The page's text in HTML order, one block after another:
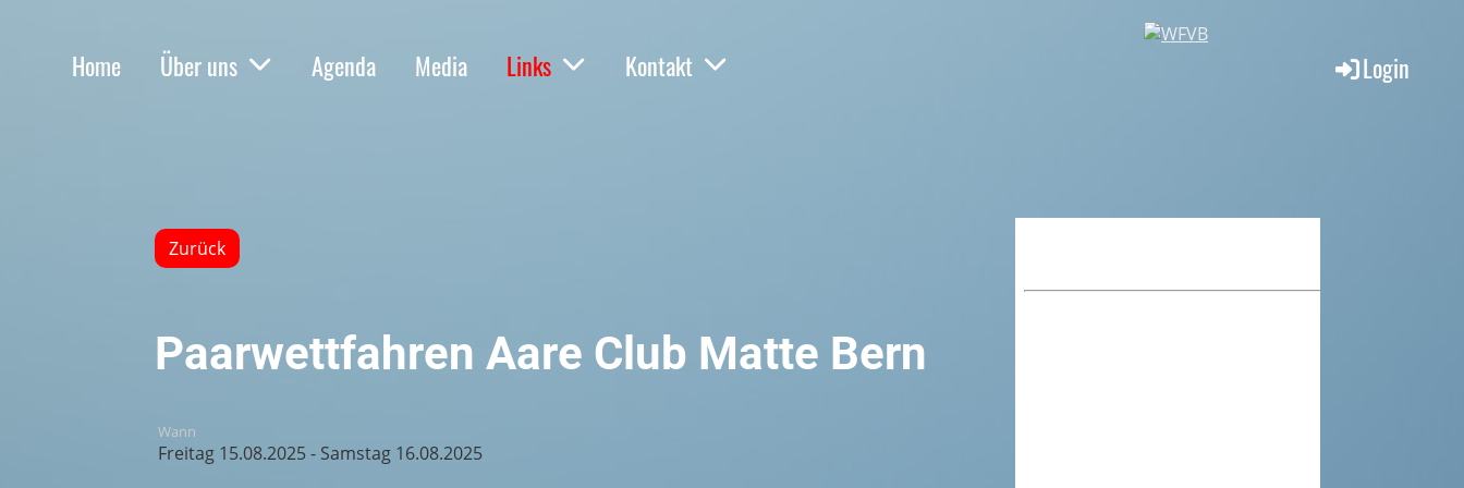
Home Über uns Agenda Media Links Kontakt Login
Zurück
Paarwettfahren Aare Club Matte Bern
Wann
Freitag 15.08.2025 - Samstag 16.08.2025